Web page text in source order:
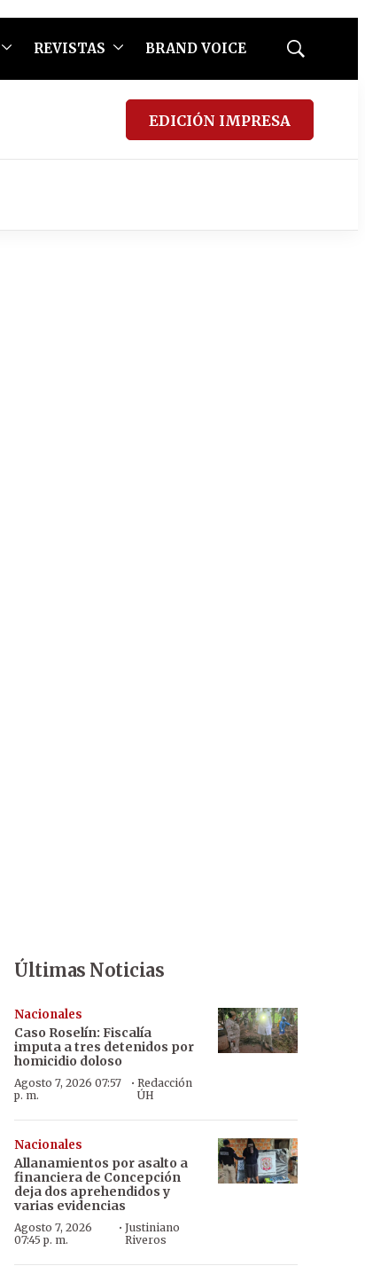
REVISTAS BRAND VOICE
Mostrar
EDICIÓN IMPRESA
Últimas Noticias
Nacionales
Caso Roselín: Fiscalía
imputa a tres detenidos por
homicidio doloso
Agosto 7, 2026 07:57
p. m.
· Redacción
ÚH
Nacionales
Allanamientos por asalto a
financiera de Concepción
deja dos aprehendidos y
varias evidencias
Agosto 7, 2026
07:45 p. m.
·Justiniano
Riveros